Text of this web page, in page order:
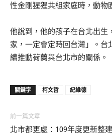
性金剛猩猩共組家庭時，動物
他說到，他的孩子在台北出生
家，一定會定時回台灣」。台
續推動荷蘭與台北市的關係。
關鍵字 柯文哲 紀維德
前一篇文章
北市都更處：109年度更新整建